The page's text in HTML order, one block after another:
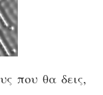
που θα δεις,